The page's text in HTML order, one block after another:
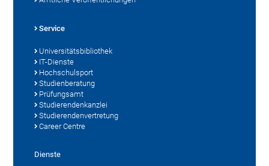
Service
Universitätsbibliothek
IT-Dienste
Hochschulsport
Studienberatung
Prüfungsamt
Studierendenkanzlei
Studierendenvertretung
Career Centre
Dienste